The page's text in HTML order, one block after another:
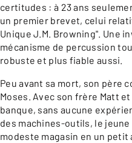
certitudes : à 23 ans
un premier brevet, celui
Unique J.M. Browning". Une
mécanisme de percussion
robuste et plus fiable aussi.
Peu avant sa mort, son père
Moses. Avec son frère Matt
banque, sans aucune
des machines-outils, le
modeste magasin en un